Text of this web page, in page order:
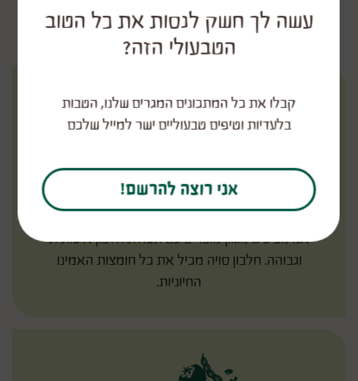
חיים מאוזנים
חלבון איכותי מהצומח
אנו מציעים מגוון מוצרים עם תכולת חלבון איכותית
וגבוהה. חלבון סויה מכיל את כל חומצות האמינו
החיוניות.
עשה לך חשק לנסות את כל הטוב
הטבעולי הזה?
קבלו את כל המתכונים המגרים שלנו, הטבות
בלעדיות וטיפים טבעוליים ישר למייל שלכם
אני רוצה להרשם!